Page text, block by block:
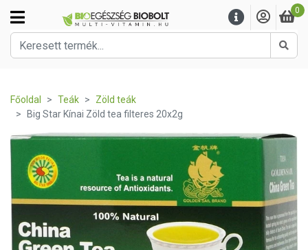
0
Főoldal Teák
Zöld teák
Big Star Kínai Zöld tea filteres 20x2g